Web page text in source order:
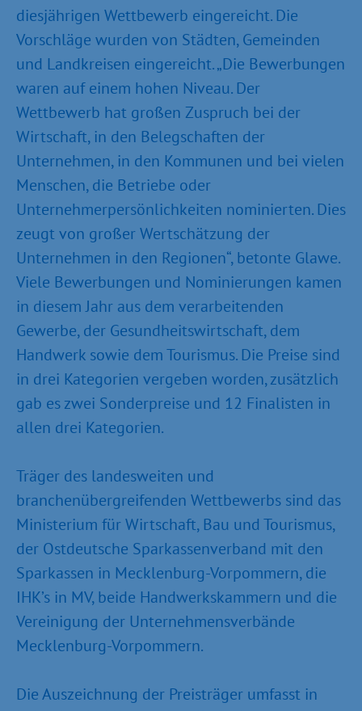
diesjährigen Wettbewerb eingereicht. Die
Vorschläge wurden von Städten, Gemeinden
und Landkreisen eingereicht. „Die Bewerbungen
waren auf einem hohen Niveau. Der
Wettbewerb hat großen Zuspruch bei der
Wirtschaft, in den Belegschaften der
Unternehmen, in den Kommunen und bei vielen
Menschen, die Betriebe oder
Unternehmerpersönlichkeiten nominierten. Dies
zeugt von großer Wertschätzung der
Unternehmen in den Regionen“, betonte Glawe.
Viele Bewerbungen und Nominierungen kamen
in diesem Jahr aus dem verarbeitenden
Gewerbe, der Gesundheitswirtschaft, dem
Handwerk sowie dem Tourismus. Die Preise sind
in drei Kategorien vergeben worden, zusätzlich
gab es zwei Sonderpreise und 12 Finalisten in
allen drei Kategorien.
Träger des landesweiten und
branchenübergreifenden Wettbewerbs sind das
Ministerium für Wirtschaft, Bau und Tourismus,
der Ostdeutsche Sparkassenverband mit den
Sparkassen in Mecklenburg-Vorpommern, die
IHK’s in MV, beide Handwerkskammern und die
Vereinigung der Unternehmensverbände
Mecklenburg-Vorpommern.
Die Auszeichnung der Preisträger umfasst in